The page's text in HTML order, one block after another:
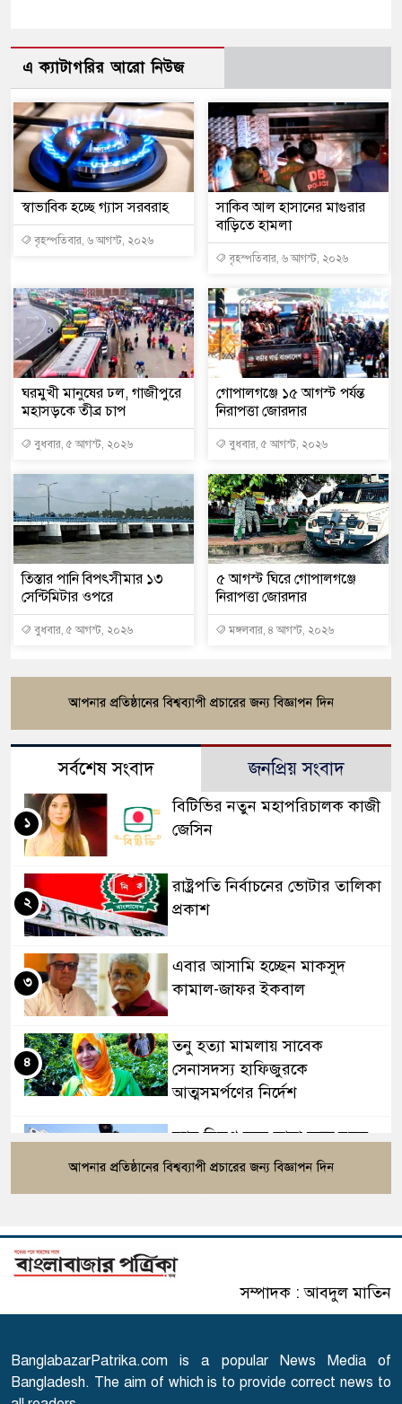
এ ক্যাটাগরির আরো নিউজ
স্বাভাবিক হচ্ছে গ্যাস সরবরাহ
বৃহস্পতিবার, ৬ আগস্ট, ২০২৬
সাকিব আল হাসানের মাগুরার
বাড়িতে হামলা
বৃহস্পতিবার, ৬ আগস্ট, ২০২৬
ঘরমুখী মানুষের ঢল, গাজীপুরে
মহাসড়কে তীব্র চাপ
বুধবার, ৫ আগস্ট, ২০২৬
গোপালগঞ্জে ১৫ আগস্ট পর্যন্ত
নিরাপত্তা জোরদার
বুধবার, ৫ আগস্ট, ২০২৬
তিস্তার পানি বিপৎসীমার ১৩
সেন্টিমিটার ওপরে
বুধবার, ৫ আগস্ট, ২০২৬
৫ আগস্ট ঘিরে গোপালগঞ্জে
নিরাপত্তা জোরদার
মঙ্গলবার, ৪ আগস্ট, ২০২৬
সর্বশেষ সংবাদ জনপ্রিয় সংবাদ
বিটিভির নতুন মহাপরিচালক কাজী
জেসিন
১
রাষ্ট্রপতি নির্বাচনের ভোটার তালিকা
প্রকাশ
২
এবার আসামি হচ্ছেন মাকসুদ
কামাল-জাফর ইকবাল
৩
তনু হত্যা মামলায় সাবেক
সেনাসদস্য হাফিজুরকে
আত্মসমর্পণের নির্দেশ
৪
র‍্যাব বিলুপ্ত করে আনা হচ্ছে নতুন
বাহিনী, খসড়া আইন প্রকাশ
সৌদির নতুন নিয়ম
৬
এসএসসি পরীক্ষার ফল প্রকাশের
তারিখ ঘোষণা
৭
সারাদেশে হামের উপসর্গ নিয়ে
৮
সম্পাদক : আবদুল মাতিন
BanglabazarPatrika.com is a popular News Media of
Bangladesh. The aim of which is to provide correct news to